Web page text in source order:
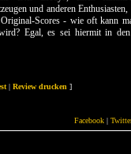
und anderen Enthusiasten,
Scores - wie oft kann
Egal, es sei hiermit in
| Review drucken ]
Facebook |